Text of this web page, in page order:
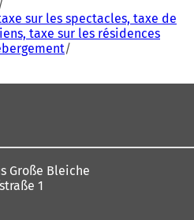
sur les spectacles, taxe de
taxe sur les résidences
Große Bleiche
1